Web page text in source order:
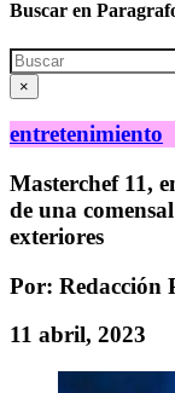
Buscar en
Search
×
entretenimiento
Masterchef 11,
de una
exteriores
Por: Redacción
11 abril, 2023